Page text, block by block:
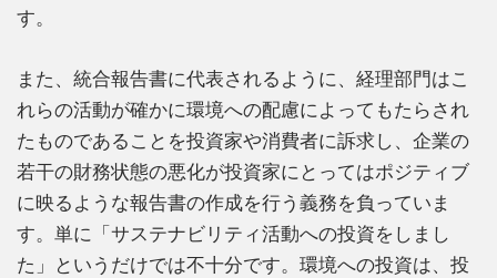
す。
また、統合報告書に代表されるように、経理部門はこ
れらの活動が確かに環境への配慮によってもたらされ
たものであることを投資家や消費者に訴求し、企業の
若干の財務状態の悪化が投資家にとってはポジティブ
に映るような報告書の作成を行う義務を負っていま
す。単に「サステナビリティ活動への投資をしまし
た」というだけでは不十分です。環境への投資は、投